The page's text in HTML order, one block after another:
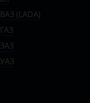
ВАЗ (LADA)
ГАЗ
ЗАЗ
УАЗ